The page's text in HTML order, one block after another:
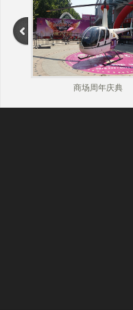
商场周年庆典